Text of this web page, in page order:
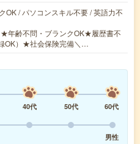
OK / パソコンスキル不要 / 英語力不
年齢不問・ブランクOK★履歴書不
OK）★社会保険完備＼…
40代 50代
60代
男性